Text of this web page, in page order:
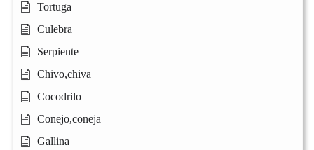
Tortuga
Culebra
Serpiente
Chivo,chiva
Cocodrilo
Conejo,coneja
Gallina